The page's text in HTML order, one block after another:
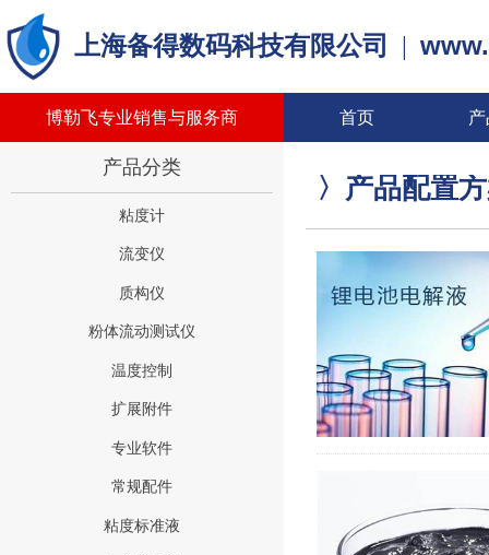
上海备得数码科技有限公司 |
首页
博勒飞专业销售与服务商
〉产品配置
粘度计
流变仪
质构仪
粉体流动测试仪
温度控制
扩展附件
专业软件
常规配件
粘度标准液
产品分类